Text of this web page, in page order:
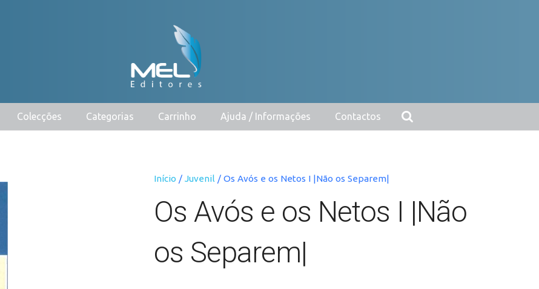
Colecções Categorias Carrinho Ajuda / Informações Contactos
Início / Juvenil / Os Avós e os Netos I |Não os Separem|
Os Avós e os Netos I |Não
os Separem|